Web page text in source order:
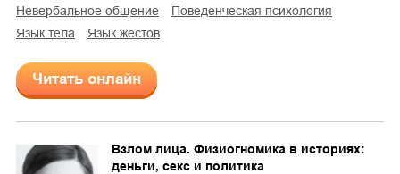
невербальное общение
поведенческая психология
язык тела
язык жестов
Читать онлайн
Взлом лица. Физиогномика в историях:
деньги, секс и политика